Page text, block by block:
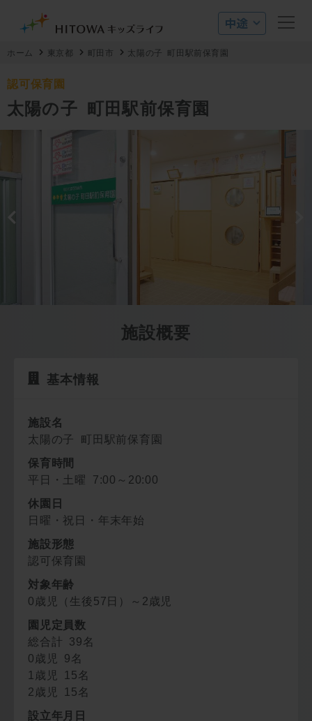
ホーム 東京都 町田市 太陽の子 町田駅前保育園
認可保育園
太陽の子 町田駅前保育園
施設概要
基本情報
施設名
太陽の子 町田駅前保育園
保育時間
平日・土曜 7:00～20:00
休園日
日曜・祝日・年末年始
施設形態
認可保育園
対象年齢
0歳児（生後57日）～2歳児
園児定員数
総合計 39名
0歳児 9名
1歳児 15名
2歳児 15名
設立年月日